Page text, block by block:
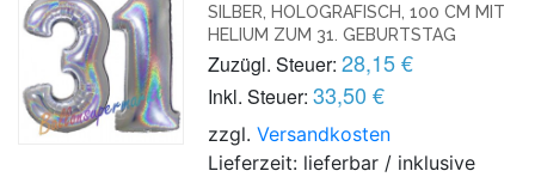
SILBER, HOLOGRAFISCH, 100 CM MIT
HELIUM ZUM 31. GEBURTSTAG
Zuzügl. Steuer: 28,15 €
Inkl. Steuer: 33,50 €
zzgl.Versandkosten
Lieferzeit: lieferbar / inklusive